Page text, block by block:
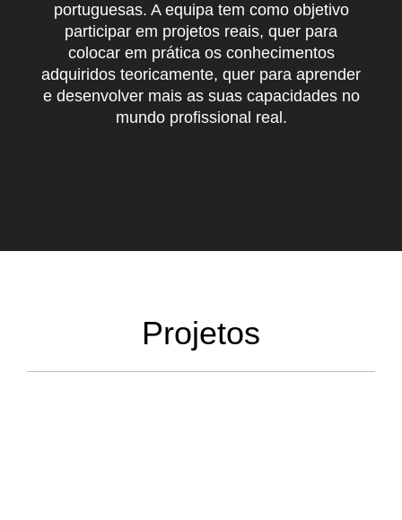
portuguesas. A equipa tem como objetivo
participar em projetos reais, quer para
colocar em prática os conhecimentos
adquiridos teoricamente, quer para aprender
e desenvolver mais as suas capacidades no
mundo profissional real.
Projetos